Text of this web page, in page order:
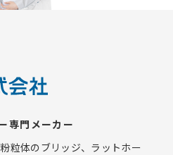
専門メーカー
粒体のブリッジ、ラットホー